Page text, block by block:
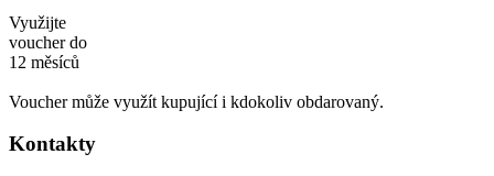
Využijte
voucher do
12 měsíců
Voucher může využít kupující i kdokoliv obdarovaný.
Kontakty